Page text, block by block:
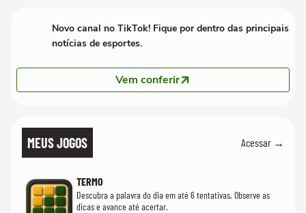
Novo canal no TikTok! Fique por dentro das principais
notícias de esportes.
Vem conferir
MEUS JOGOS Acessar →
TERMO
Descubra a palavra do dia em até 6 tentativas. Observe as
dicas e avance até acertar.